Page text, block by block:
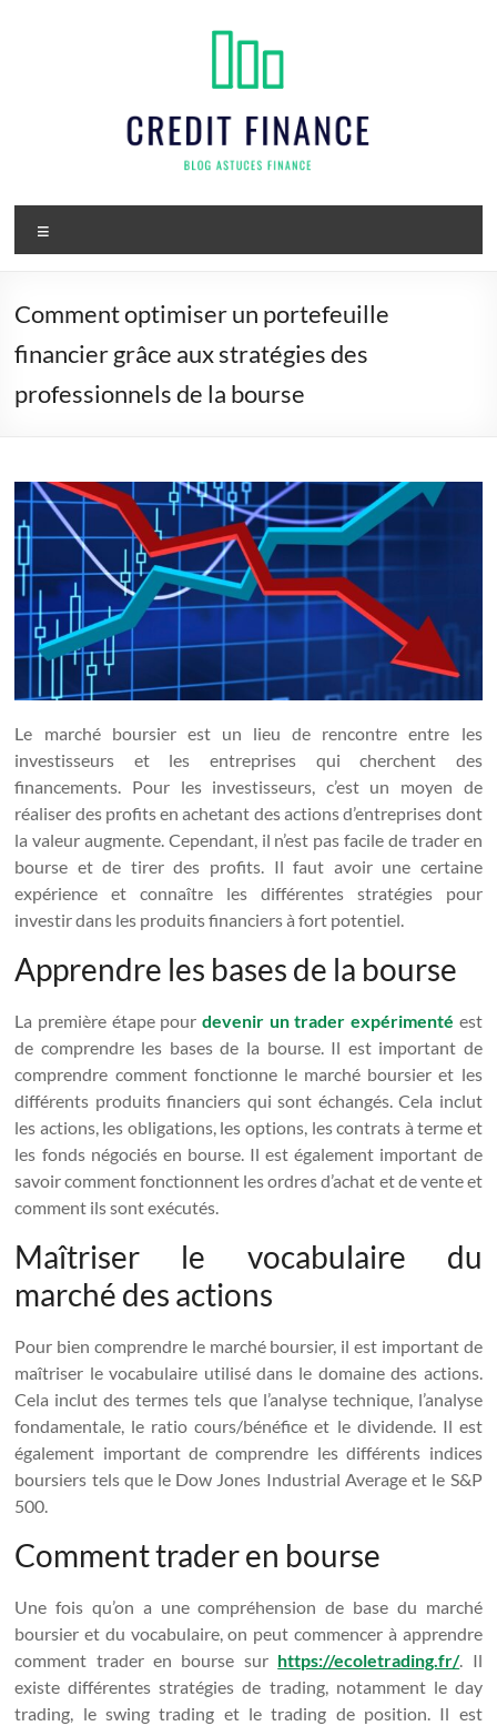
Credit
finance
Comment optimiser un portefeuille
financier grâce aux stratégies des
professionnels de la bourse
Le marché boursier est un lieu de rencontre entre les
investisseurs et les entreprises qui cherchent des
financements. Pour les investisseurs, c’est un moyen de
réaliser des profits en achetant des actions d’entreprises dont
la valeur augmente. Cependant, il n’est pas facile de trader en
bourse et de tirer des profits. Il faut avoir une certaine
expérience et connaître les différentes stratégies pour
investir dans les produits financiers à fort potentiel.
Apprendre les bases de la bourse
La première étape pour devenir un trader expérimenté est
de comprendre les bases de la bourse. Il est important de
comprendre comment fonctionne le marché boursier et les
différents produits financiers qui sont échangés. Cela inclut
les actions, les obligations, les options, les contrats à terme et
les fonds négociés en bourse. Il est également important de
savoir comment fonctionnent les ordres d’achat et de vente et
comment ils sont exécutés.
Maîtriser le vocabulaire du
marché des actions
Pour bien comprendre le marché boursier, il est important de
maîtriser le vocabulaire utilisé dans le domaine des actions.
Cela inclut des termes tels que l’analyse technique, l’analyse
fondamentale, le ratio cours/bénéfice et le dividende. Il est
également important de comprendre les différents indices
boursiers tels que le Dow Jones Industrial Average et le S&P
500.
Comment trader en bourse
Une fois qu’on a une compréhension de base du marché
boursier et du vocabulaire, on peut commencer à apprendre
comment trader en bourse sur https://ecoletrading.fr/. Il
existe différentes stratégies de trading, notamment le day
trading, le swing trading et le trading de position. Il est